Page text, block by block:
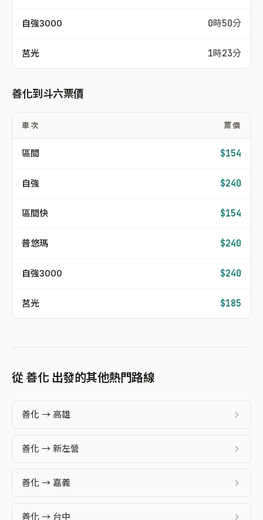
自強3000 0時50分
莒光 1時23分
善化到斗六票價
車次 票價
區間 $154
自強 $240
區間快 $154
普悠瑪 $240
自強3000 $240
莒光 $185
從 善化 出發的其他熱門路線
善化 → 高雄
善化 → 新左營
善化 → 嘉義
善化 → 台中